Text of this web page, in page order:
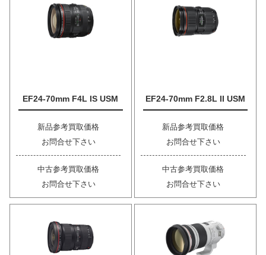
EF24-70mm F4L IS USM
新品参考買取価格
お問合せ下さい
中古参考買取価格
お問合せ下さい
EF24-70mm F2.8L II USM
新品参考買取価格
お問合せ下さい
中古参考買取価格
お問合せ下さい